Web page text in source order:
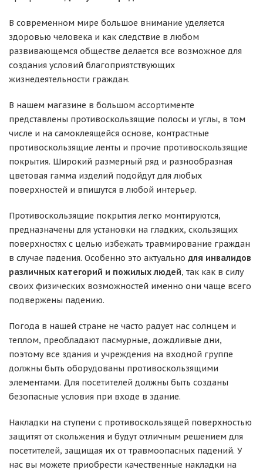
В современном мире большое внимание уделяется
здоровью человека и как следствие в любом
развивающемся обществе делается все возможное для
создания условий благоприятствующих
жизнедеятельности граждан.
В нашем магазине в большом ассортименте
представлены противоскользящие полосы и углы, в том
числе и на самоклеящейся основе, контрастные
противоскользящие ленты и прочие противоскользящие
покрытия. Широкий размерный ряд и разнообразная
цветовая гамма изделий подойдут для любых
поверхностей и впишутся в любой интерьер.
Противоскользящие покрытия легко монтируются,
предназначены для установки на гладких, скользящих
поверхностях с целью избежать травмирование граждан
в случае падения. Особенно это актуально для инвалидов
различных категорий и пожилых людей, так как в силу
своих физических возможностей именно они чаще всего
подвержены падению.
Погода в нашей стране не часто радует нас солнцем и
теплом, преобладают пасмурные, дождливые дни,
поэтому все здания и учреждения на входной группе
должны быть оборудованы противоскользящими
элементами. Для посетителей должны быть созданы
безопасные условия при входе в здание.
Накладки на ступени с противоскользящей поверхностью
защитят от скольжения и будут отличным решением для
посетителей, защищая их от травмоопасных падений. У
нас вы можете приобрести качественные накладки на